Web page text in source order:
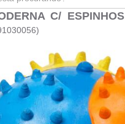
C/ ESPINHOS